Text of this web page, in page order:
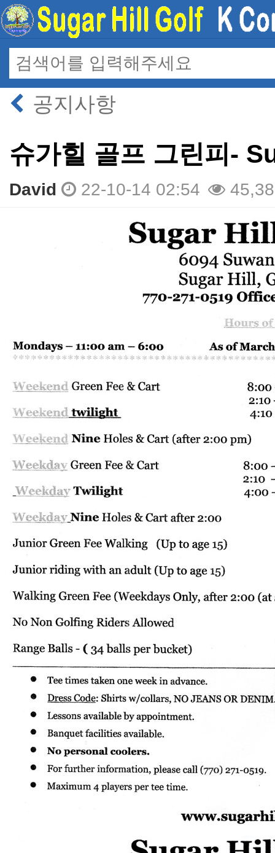
공지사항
슈가힐 골프 그린피-
David 22-10-14 02:54